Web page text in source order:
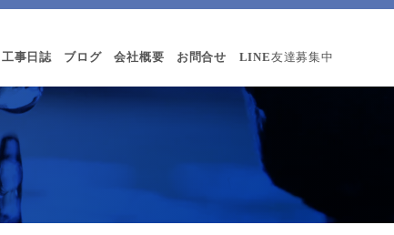
工事日誌 ブログ 会社概要 お問合せ LINE友達募集中